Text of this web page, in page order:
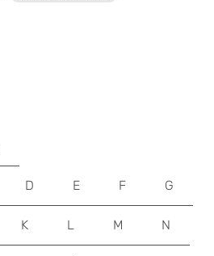
D E F G
K L M N